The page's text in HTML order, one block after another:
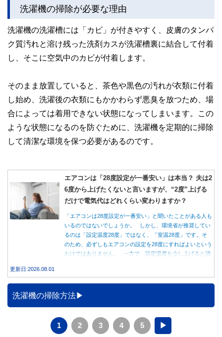
執筆者・監修者による執筆体制を築くことで、内容のわかり
やすさはもちろんのこと、読み応えのあるコンテンツと確か
な情報発信を実現しています。
私たちは、快適でより良い生活のアイデアを提供するお金の
洗濯機の掃除が必要な理由
洗濯機の洗濯槽には「カビ」が付きやすく、皮膚のタンパ
ク質汚れと溶け残った洗剤カスが洗濯槽裏に結合して付着
し、そこに空気中のカビが付着します。
そのまま放置していると、茶色や黒色の汚れが衣類に付着
し始め、洗濯後の衣類にもかかわらず悪臭を放つため、場
合によっては着用できない状態になってしまいます。この
ような状態になるのを防ぐために、洗濯機を定期的に掃除
して清潔な環境を保つ必要があるのです。
エアコンは「28度設定が一番安い」は本当？ 夫は2
6度から上げたくないと言いますが、“2度”上げる
だけで電気代はどれくらい変わりますか？
「エアコンは28度設定が一番安い」と聞いたことがある人も
いるのではないでしょうか。 しかし、環境省が推奨してい
るのは「設定温度28度」ではなく、「室温28度」です。そ
のため、必ずしもエアコンの設定を28度にすればよいという
わけではありません。 一方で、設定温度を少し上げると消
データをもとに、節約効果の目安と快適に過ごすためのポイ
ントを分かりやすく解説します。
更新日:2026.08.01
洗濯機の掃除方法
1 2 3 4 5 ▶